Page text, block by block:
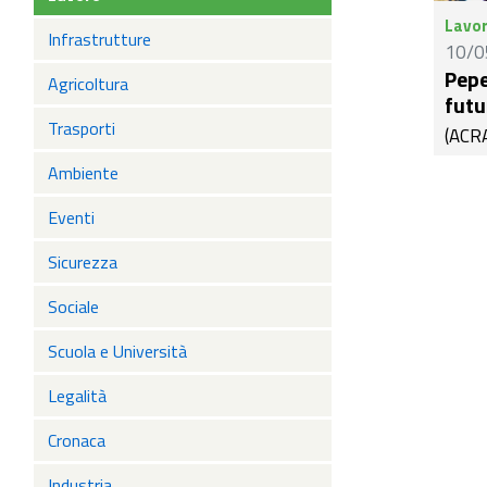
Infrastrutture
Agricoltura
Trasporti
Ambiente
Eventi
Sicurezza
Sociale
Scuola e Università
Legalità
Cronaca
che
anni:
alle
10/